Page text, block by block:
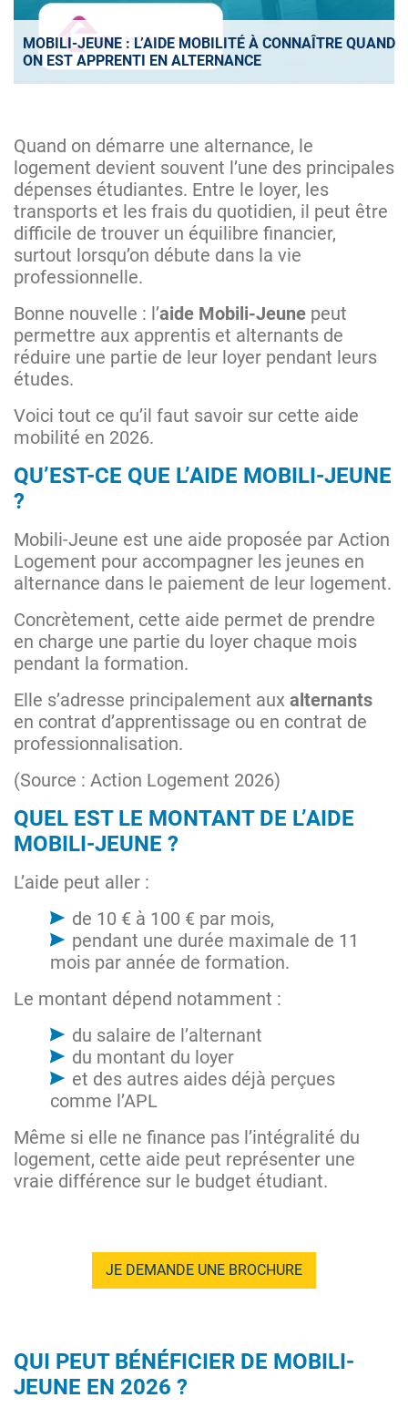
MOBILI-JEUNE : L’AIDE MOBILITÉ À CONNAÎTRE QUAND
ON EST APPRENTI EN ALTERNANCE
Quand on démarre une alternance, le
logement devient souvent l’une des principales
dépenses étudiantes. Entre le loyer, les
transports et les frais du quotidien, il peut être
difficile de trouver un équilibre financier,
surtout lorsqu’on débute dans la vie
professionnelle.
Bonne nouvelle : l’aide Mobili-Jeune peut
permettre aux apprentis et alternants de
réduire une partie de leur loyer pendant leurs
études.
Voici tout ce qu’il faut savoir sur cette aide
mobilité en 2026.
QU’EST-CE QUE L’AIDE MOBILI-JEUNE
?
Mobili-Jeune est une aide proposée par Action
Logement pour accompagner les jeunes en
alternance dans le paiement de leur logement.
Concrètement, cette aide permet de prendre
en charge une partie du loyer chaque mois
pendant la formation.
Elle s’adresse principalement aux alternants
en contrat d’apprentissage ou en contrat de
professionnalisation.
(Source : Action Logement 2026)
QUEL EST LE MONTANT DE L’AIDE
MOBILI-JEUNE ?
L’aide peut aller :
de 10 € à 100 € par mois,
pendant une durée maximale de 11
mois par année de formation.
Le montant dépend notamment :
du salaire de l’alternant
du montant du loyer
et des autres aides déjà perçues
comme l’APL
Même si elle ne finance pas l’intégralité du
logement, cette aide peut représenter une
vraie différence sur le budget étudiant.
JE DEMANDE UNE BROCHURE
QUI PEUT BÉNÉFICIER DE MOBILI-
JEUNE EN 2026 ?